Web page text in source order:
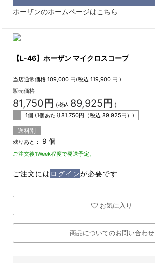
ホーザンのホームページはこちら
【L-46】ホーザン マイクロスコープ
当店通常価格 109,000 円(税込119,900 円 )
販売価格
81,750 円 (税込 89,925 円 )
1個 (1個あたり81,750円（税込89,925円）)
送料別
残りあと： 9 個
ご注文後1Week程度で発送予定。
ご注文には ログインが必要です
お気に入り
商品についてのお問い合わせ